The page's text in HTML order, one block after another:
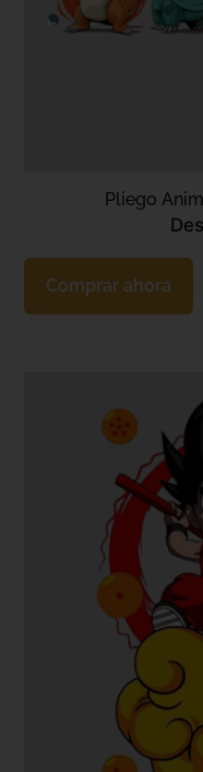
Pliego
Comprar ahora